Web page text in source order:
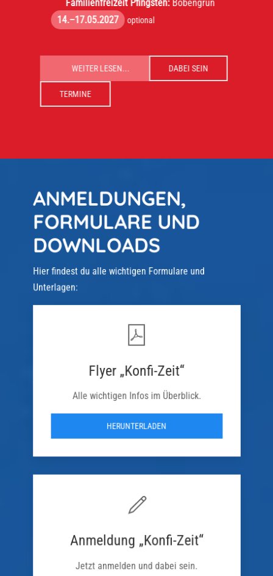
Familienfreizeit Pfingsten:Bobengrün
14.–17.05.2027
optional
WEITER LESEN... DABEI SEIN
TERMINE
ANMELDUNGEN,
FORMULARE UND
DOWNLOADS
Unterlagen:
Flyer „Konfi-Zeit“
Alle wichtigen Infos im Überblick.
Anmeldung „Konfi-Zeit“
Jetzt anmelden und dabei sein.